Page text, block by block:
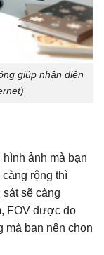
giúp nhận diện
ảnh mà bạn
rộng thì
sẽ càng
FOV được đo
mà bạn nên chọn